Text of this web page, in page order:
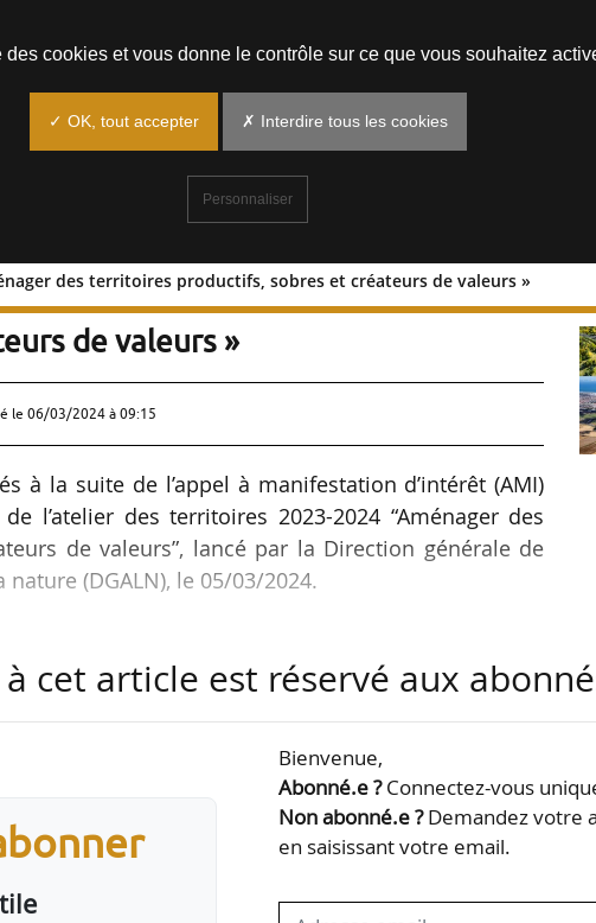
des territoires productifs, sobres et créateurs de valeurs »
« Aménager des territoires
de valeurs »
le 06/03/2024 à 09:15
à la suite de l’appel à manifestation d’intérêt (AMI)
l’atelier des territoires 2023-2024 “Aménager des
de valeurs”, lancé par la Direction générale de
(DGALN), le 05/03/2024.
d’agglomération du Grand Angoulême avec la
la Loire et du Rhône (Auvergne-Rhône-Alpes) ;
avec la direction départementale des territoires
à cet article est réservé aux
Bienvenue,
Abonné.e ?Connectez-vous
Non abonné.e ?Demandez votre
en saisissant votre email.
des cookies et vous donne le contrôle sur ce que vous souhaitez
✓ OK, tout accepter ✗ Interdire tous les cookies
Personnaliser